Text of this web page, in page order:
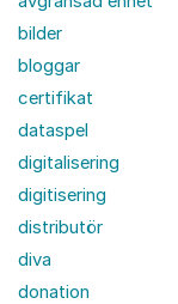
bilder
bloggar
certifikat
dataspel
digitalisering
digitisering
distributör
diva
donation